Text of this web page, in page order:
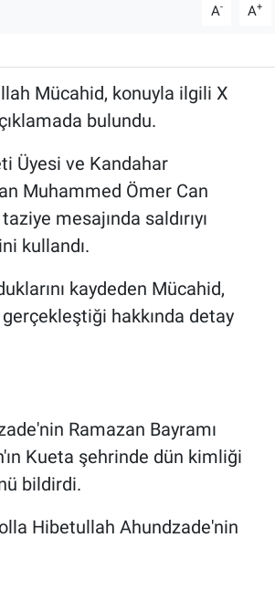
A- A+
Mücahid, konuyla ilgili X
bulundu.
Üyesi ve Kandahar
Muhammed Ömer Can
mesajında saldırıyı
kullandı.
kaydeden Mücahid,
hakkında detay
Ramazan Bayramı
Kueta şehrinde dün kimliği
bildirdi.
Hibetullah Ahundzade'nin